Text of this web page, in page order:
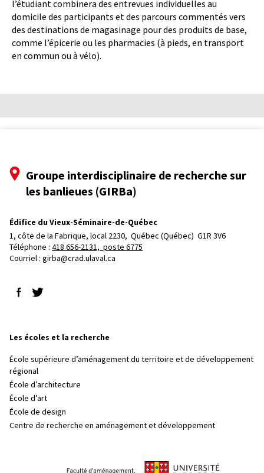
l’étudiant combinera des entrevues individuelles au
domicile des participants et des parcours commentés vers
des destinations de magasinage pour des produits de base,
comme l’épicerie ou les pharmacies (à pieds, en transport
en commun ou à vélo).
Groupe interdisciplinaire de recherche sur
les banlieues (GIRBa)
Édifice du Vieux-Séminaire-de-Québec
1, côte de la Fabrique, local 2230, Québec (Québec)  G1R 3V6
Téléphone : 418 656-2131, poste 6775
Courriel : girba@crad.ulaval.ca
Suivez-nous sur Facebook
Suivez-nous sur Twitter
Les écoles et la recherche
École supérieure d’aménagement du territoire et de développement
régional
École d’architecture
École d’art
École de design
Centre de recherche en aménagement et développement